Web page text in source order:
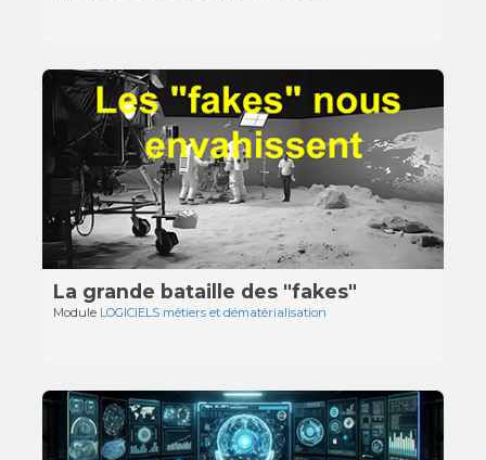
La grande bataille des "fakes"
Module LOGICIELS métiers et dématérialisation